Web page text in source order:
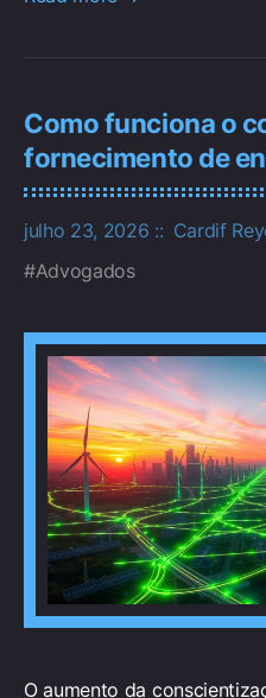
Como funciona o
fornecimento de
julho 23, 2026
Cardif
Advogados
O aumento da